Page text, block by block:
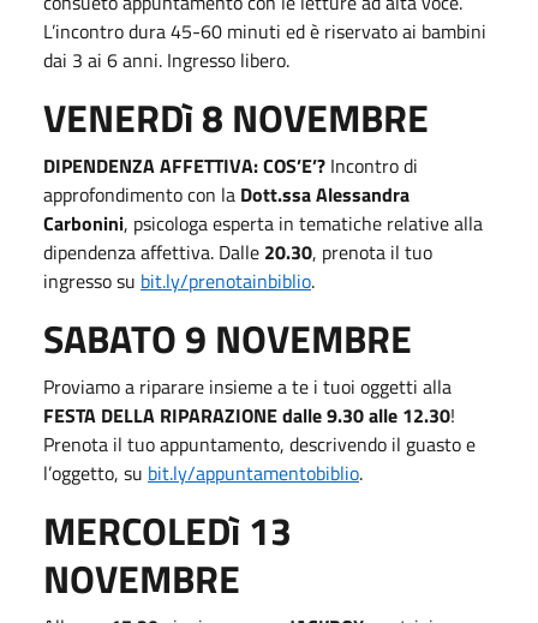
L’incontro dura 45-60 minuti ed è riservato ai bambini
dai 3 ai 6 anni. Ingresso libero.
VENERDì 8 NOVEMBRE
DIPENDENZA AFFETTIVA: COS’E’? Incontro di
approfondimento con la Dott.ssa Alessandra
Carbonini, psicologa esperta in tematiche relative alla
dipendenza affettiva. Dalle 20.30, prenota il tuo
ingresso su bit.ly/prenotainbiblio.
SABATO 9 NOVEMBRE
Proviamo a riparare insieme a te i tuoi oggetti alla
FESTA DELLA RIPARAZIONEdalle 9.30 alle 12.30!
Prenota il tuo appuntamento, descrivendo il guasto e
l’oggetto, su bit.ly/appuntamentobiblio.
MERCOLEDì 13
NOVEMBRE